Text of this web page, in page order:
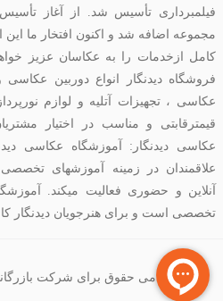
فیلمبرداری تأسیس شد. از آغاز
مجموعه اضافه شد و اکنون افتخار ما
کامل ازخدمات را به عکاسان عزیز
فروشگاه دیدنگار انواع دوربین عکاسی
عکاسی ، تجهیزات آتلیه و لوازم
قیمترقابتی و مناسب در اختیار
عکاسی دیدنگار: آموزشگاه عکاسی
علاقمندان در زمینه آموزشهای
آنلاین و حضوری فعالیت میکند.
تخصصی است و برای هنرجویان دیدنگار
تمامی حقوق برای شرکت